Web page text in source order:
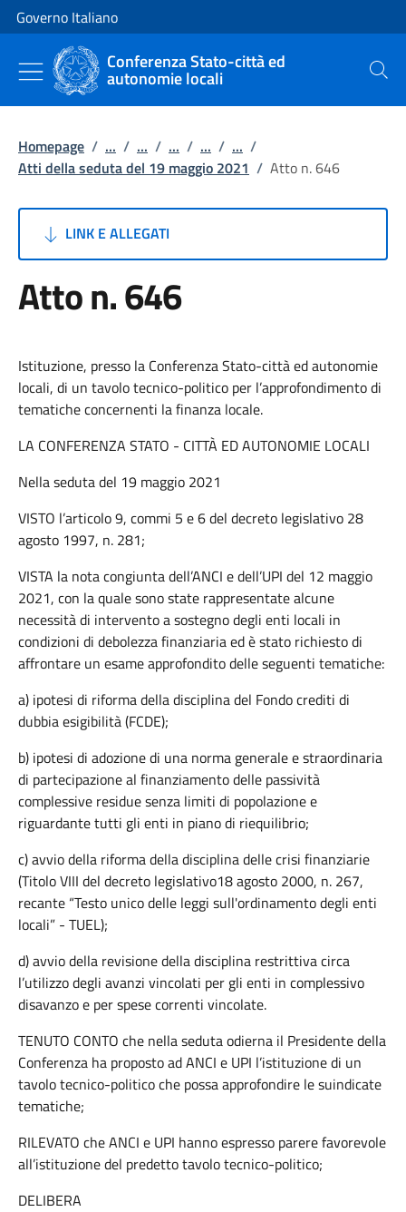
Vai al contenuto
Vai alla navigazione del sito
Governo Italiano
Conferenza Stato-città ed
autonomie locali Cerca
Homepage / ... / ... / ... / ... / ... /
Atti della seduta del 19 maggio 2021 / Atto n. 646
LINK E ALLEGATI
Atto n. 646
Istituzione, presso la Conferenza Stato-città ed autonomie
locali, di un tavolo tecnico-politico per l’approfondimento di
tematiche concernenti la finanza locale.
LA CONFERENZA STATO - CITTÀ ED AUTONOMIE LOCALI
Nella seduta del 19 maggio 2021
VISTO l’articolo 9, commi 5 e 6 del decreto legislativo 28
agosto 1997, n. 281;
VISTA la nota congiunta dell’ANCI e dell’UPI del 12 maggio
2021, con la quale sono state rappresentate alcune
necessità di intervento a sostegno degli enti locali in
condizioni di debolezza finanziaria ed è stato richiesto di
affrontare un esame approfondito delle seguenti tematiche:
a) ipotesi di riforma della disciplina del Fondo crediti di
dubbia esigibilità (FCDE);
b) ipotesi di adozione di una norma generale e straordinaria
di partecipazione al finanziamento delle passività
complessive residue senza limiti di popolazione e
riguardante tutti gli enti in piano di riequilibrio;
c) avvio della riforma della disciplina delle crisi finanziarie
(Titolo VIII del decreto legislativo18 agosto 2000, n. 267,
recante “Testo unico delle leggi sull'ordinamento degli enti
locali” - TUEL);
d) avvio della revisione della disciplina restrittiva circa
l’utilizzo degli avanzi vincolati per gli enti in complessivo
disavanzo e per spese correnti vincolate.
TENUTO CONTO che nella seduta odierna il Presidente della
Conferenza ha proposto ad ANCI e UPI l’istituzione di un
tavolo tecnico-politico che possa approfondire le suindicate
tematiche;
RILEVATO che ANCI e UPI hanno espresso parere favorevole
all’istituzione del predetto tavolo tecnico-politico;
DELIBERA